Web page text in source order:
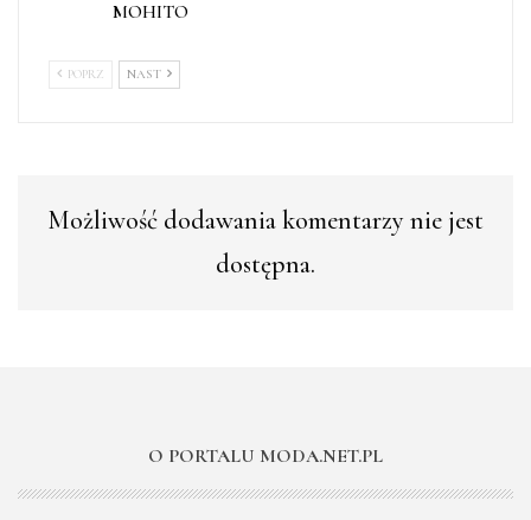
MOHITO
POPRZ NAST
Możliwość dodawania komentarzy nie jest
dostępna.
O PORTALU MODA.NET.PL